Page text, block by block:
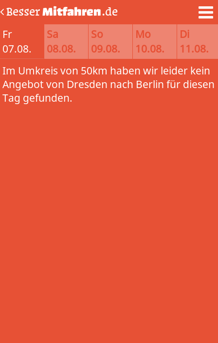
BesserMitfahren.de
Fr
07.08.
Sa
08.08.
So
09.08.
Mo
10.08.
Di
11.08.
Im Umkreis von 50km haben wir leider kein
Angebot von Dresden nach Berlin für diesen
Tag gefunden.